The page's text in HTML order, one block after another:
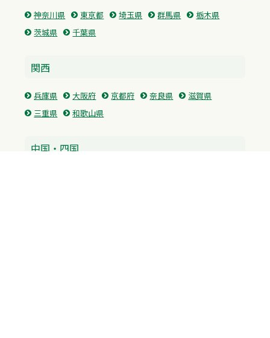
神奈川県 東京都 埼玉県 群馬県
栃木県
茨城県
千葉県
関西
兵庫県 大阪府 京都府 奈良県
滋賀県
三重県
和歌山県
中国・四国